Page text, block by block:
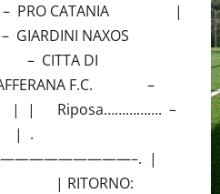
PRO CATANIA |
NAXOS
CITTA DI
F.C. –
| | Riposa……………. –
| .
|
| | RITORNO: